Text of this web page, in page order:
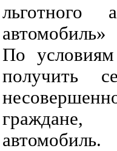
льготного
По
получить
граждане,
автомобиль.